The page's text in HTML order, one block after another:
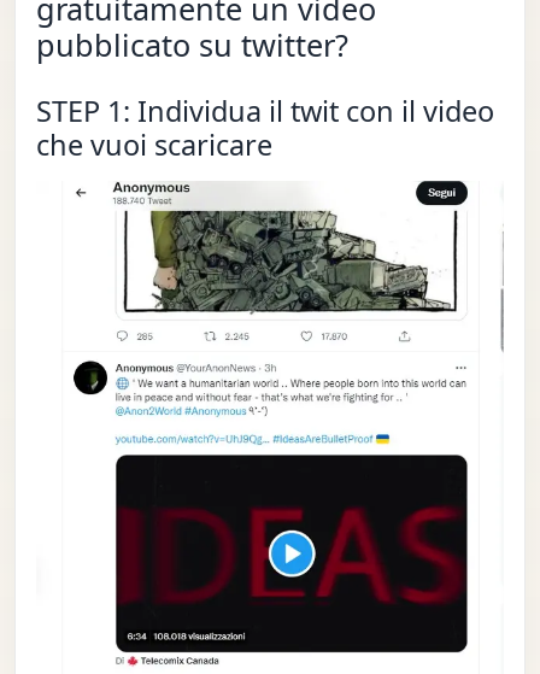
gratuitamente un video
pubblicato su twitter?
STEP 1: Individua il twit con il video
che vuoi scaricare